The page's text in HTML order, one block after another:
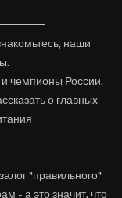
наши
чемпионы России,
о главных
"правильного"
- а это значит, что